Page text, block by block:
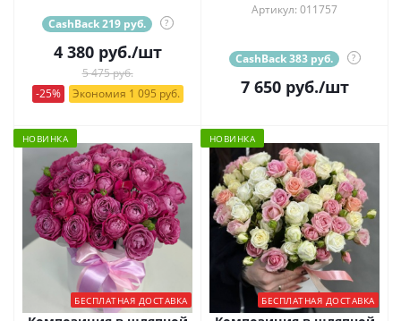
CashBack 219 руб. ?
4 380руб./шт
5 475 руб.
-25%
Экономия 1 095 руб.
Артикул: 011757
CashBack 383 руб. ?
7 650руб./шт
НОВИНКА
БЕСПЛАТНАЯ ДОСТАВКА
НОВИНКА
БЕСПЛАТНАЯ ДОСТАВКА